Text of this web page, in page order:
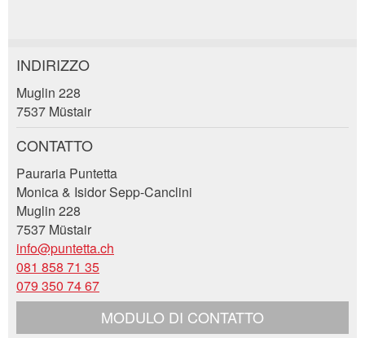
Contestare l'annuncio
Feedback generale
Questo annuncio non è più valido
Annuncio incompleto
Consigliamo l'annuncio
INDIRIZZO
Muglin 228
7537 Müstair
CONTATTO
Pauraria Puntetta
Monica & Isidor Sepp-Canclini
Muglin 228
7537 Müstair
info@puntetta.ch
081 858 71 35
079 350 74 67
MODULO DI CONTATTO